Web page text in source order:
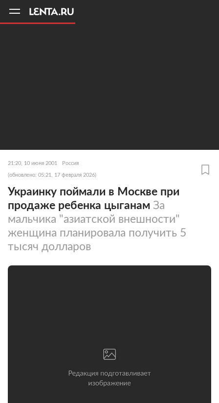
21:20, 10 июня 2001 Россия
(обновлено: 05:21, 17 февраля 2026)
Украинку поймали в Москве при
продаже ребенка цыганам За
мальчика "азиатской внешности"
женщина планировала получить 5
тысяч долларов